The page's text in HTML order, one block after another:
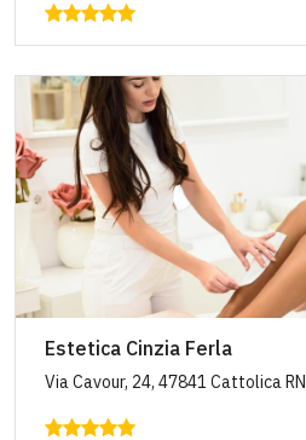
Estetica Cinzia Ferla
Via Cavour, 24, 47841 Cattolica RN